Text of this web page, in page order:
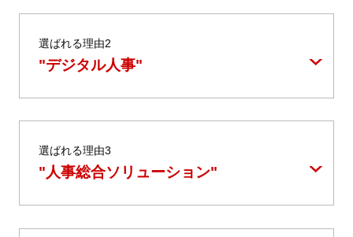
選ばれる理由2
"デジタル人事"
選ばれる理由3
"人事総合ソリューション"